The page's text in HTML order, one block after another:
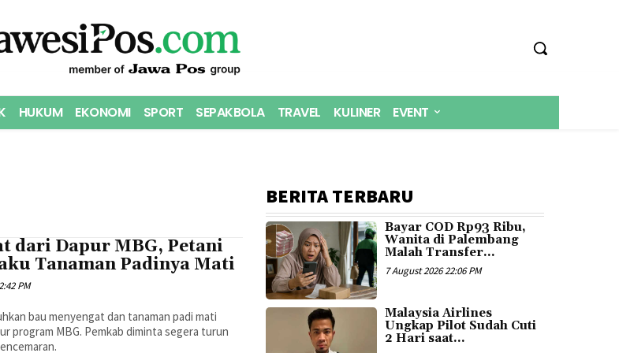
HUKUM EKONOMI SPORT SEPAKBOLA TRAVEL KULINER EVENT
dari Dapur MBG, Petani
Tanaman Padinya Mati
PM
bau menyengat dan tanaman padi mati
program MBG. Pemkab diminta segera turun
BERITA TERBARU
Bayar COD Rp93 Ribu,
Wanita di Palembang
Malah Transfer...
7 August 2026 22:06 PM
Malaysia Airlines
Ungkap Pilot Sudah Cuti
2 Hari saat...